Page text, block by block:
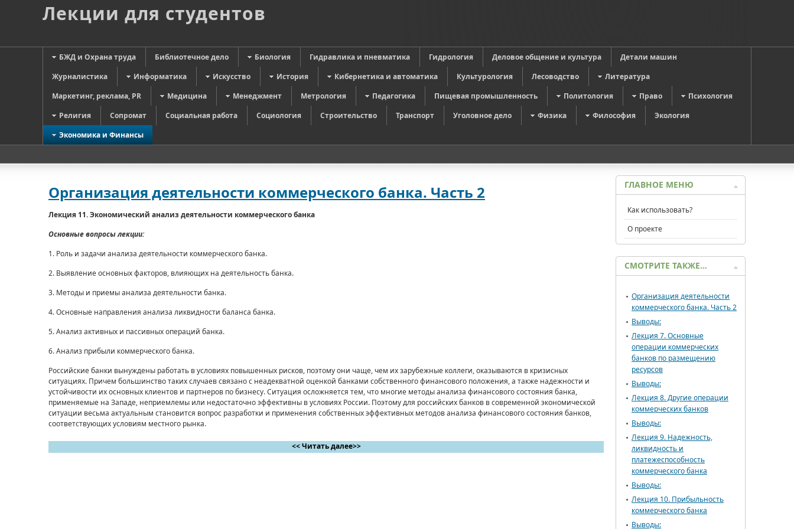
Лекции для студентов
БЖД и Охрана труда Библиотечное дело Биология Гидравлика и пневматика Гидрология Деловое общение и культура
Детали машин
Журналистика
Информатика Искусство История Кибернетика и автоматика Культурология Лесоводство
Литература
Маркетинг, реклама, PR
Медицина Менеджмент Метрология Педагогика Пищевая промышленность Политология Право
Психология
Религия
Сопромат Социальная работа Социология Строительство Транспорт Уголовное дело Физика Философия
Экология
Экономика и Финансы
Организация деятельности коммерческого банка. Часть 2
Лекция 11. Экономический анализ деятельности коммерческого банка
Основные вопросы лекции:
1. Роль и задачи анализа деятельности коммерческого банка.
2. Выявление основных факторов, влияющих на деятельность банка.
3. Методы и приемы анализа деятельности банка.
4. Основные направления анализа ликвидности баланса банка.
5. Анализ активных и пассивных операций банка.
6. Анализ прибыли коммерческого банка.
Российские банки вынуждены работать в условиях повышенных рисков, поэтому они чаще, чем их зарубежные коллеги, оказываются в кризисных
ситуациях. Причем большинство таких случаев связано с неадекватной оценкой банками собственного финансового положения, а также надежности и
устойчивости их основных клиентов и партнеров по бизнесу. Ситуация осложняется тем, что многие методы анализа финансового состояния банка,
применяемые на Западе, неприемлемы или недостаточно эффективны в условиях России. Поэтому для российских банков в современной экономической
ситуации весьма актуальным становится вопрос разработки и применения собственных эффективных методов анализа финансового состояния банков,
соответствующих условиям местного рынка.
<< Читать далее>>
ГЛАВНОЕ МЕНЮ
Как использовать?
О проекте
СМОТРИТЕ ТАКЖЕ…
Организация деятельности
коммерческого банка. Часть 2
Выводы:
Лекция 7. Основные
операции коммерческих
банков по размещению
ресурсов
Выводы:
Лекция 8. Другие операции
коммерческих банков
Выводы:
Лекция 9. Надежность,
ликвидность и
платежеспособность
коммерческого банка
Выводы:
Лекция 10. Прибыльность
коммерческого банка
Выводы: